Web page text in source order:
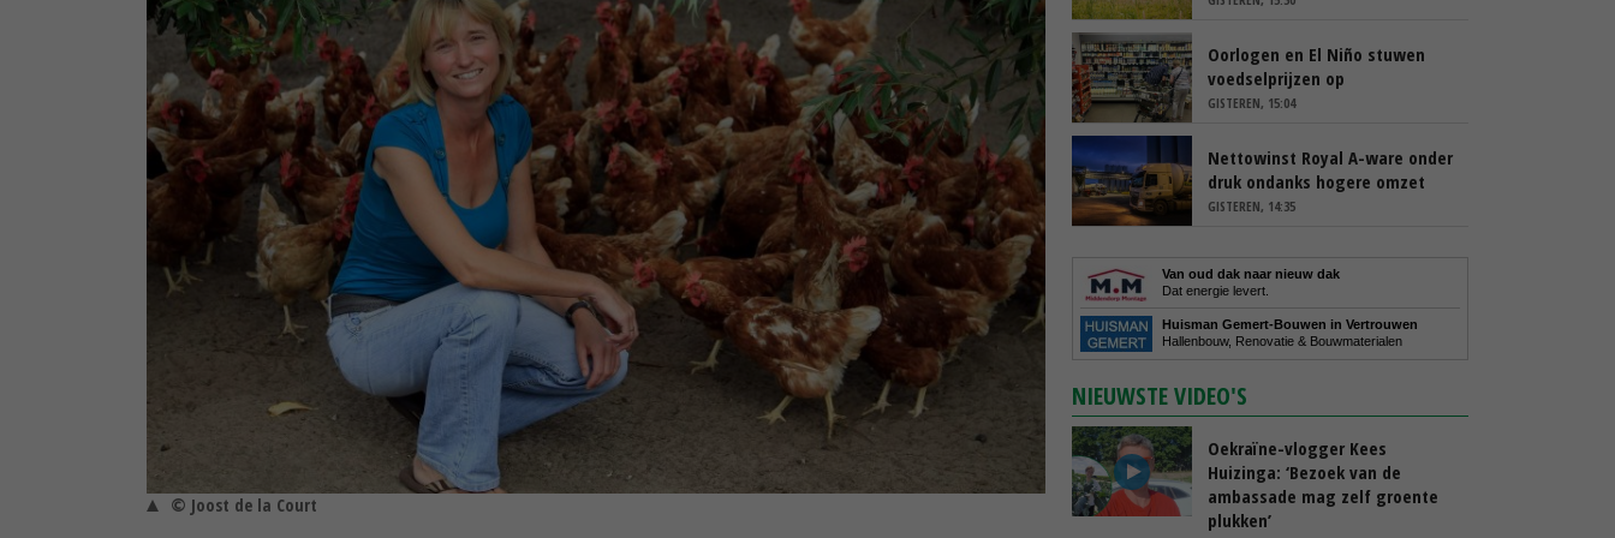
© Joost de la Court
Oorlogen en El Niño stuwen
voedselprijzen op
GISTEREN, 15:04
Nettowinst Royal A-ware onder
druk ondanks hogere omzet
GISTEREN, 14:35
Van oud dak naar nieuw dak
Dat energie levert.
Huisman Gemert-Bouwen in Vertrouwen
Hallenbouw, Renovatie & Bouwmaterialen
NIEUWSTE VIDEO'S
Oekraïne-vlogger Kees
Huizinga: ‘Bezoek van de
ambassade mag zelf groente
plukken’